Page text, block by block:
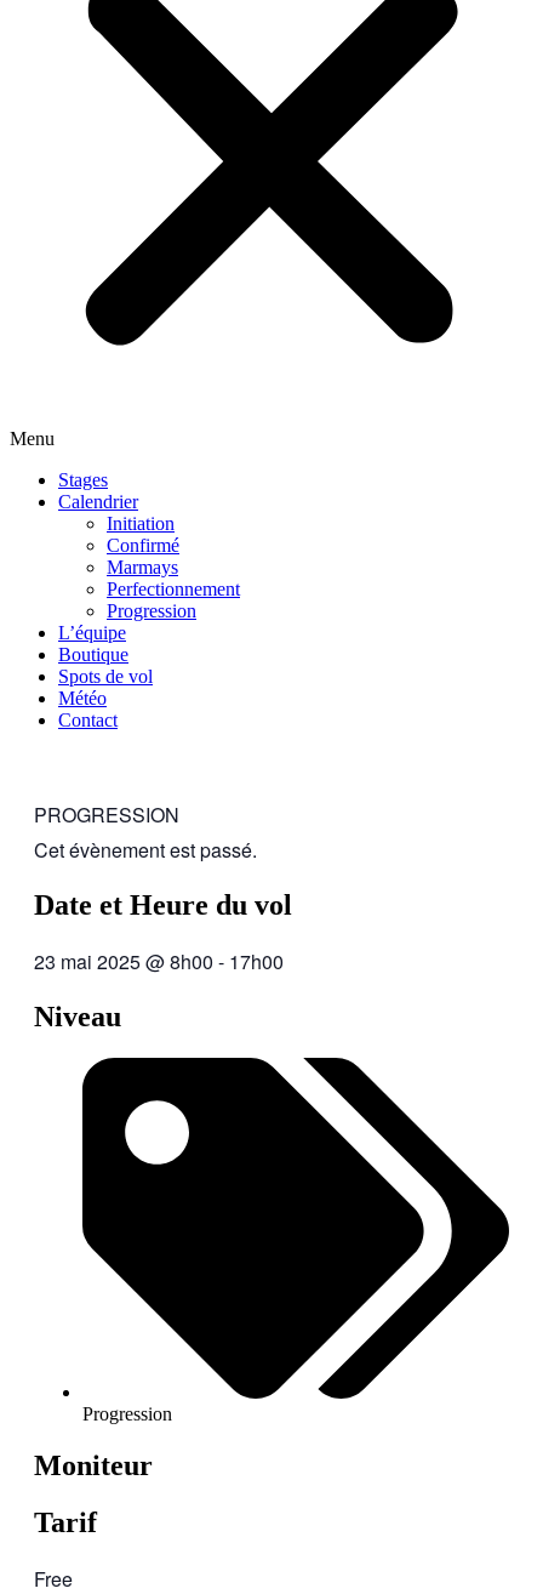
Menu
Stages
Calendrier
Initiation
Confirmé
Marmays
Perfectionnement
Progression
L’équipe
Boutique
Spots de vol
Météo
Contact
PROGRESSION
Cet évènement est passé.
Date et Heure du vol
23 mai 2025@8h00 - 17h00
Niveau
Progression
Moniteur
Tarif
Free